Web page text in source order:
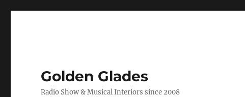
Golden Glades
Radio Show & Musical Interiors since 2008